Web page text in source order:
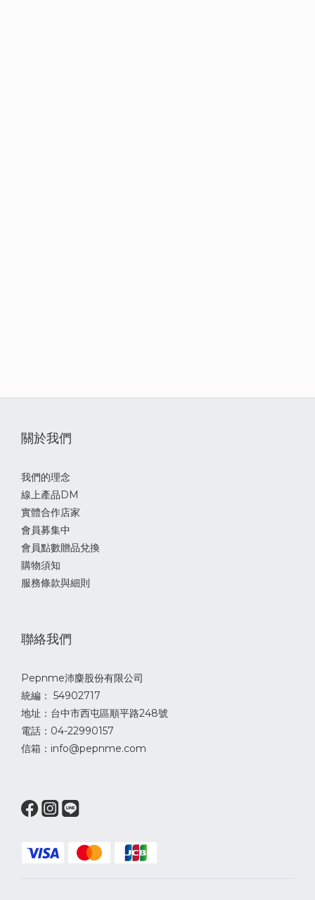
關於我們
我們的理念
線上產品DM
實體合作店家
會員募集中
會員點數贈品兌換
購物須知
服務條款與細則
聯絡我們
Pepnme沛麋股份有限公司
統編： 54902717
地址：台中市西屯區順平路248號
電話：04-22990157
信箱：info@pepnme.com